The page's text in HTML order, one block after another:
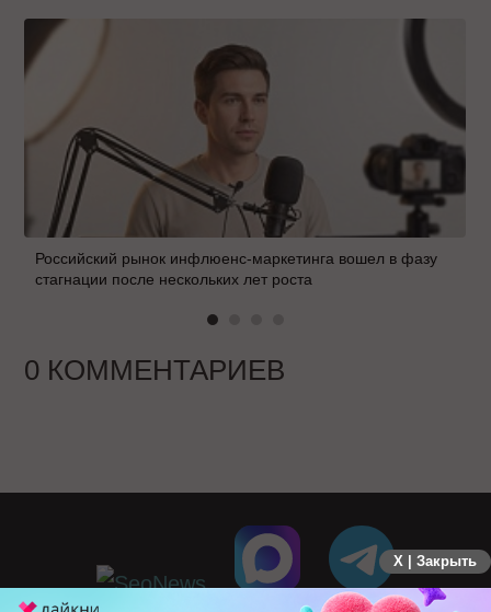
Российский рынок инфлюенс-маркетинга вошел в фазу
стагнации после нескольких лет роста
0 КОММЕНТАРИЕВ
X | Закрыть